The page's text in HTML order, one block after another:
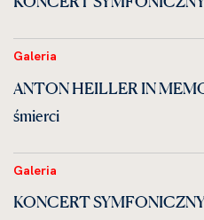
Galeria
ANTON HEILLER IN
śmierci
Galeria
KONCERT